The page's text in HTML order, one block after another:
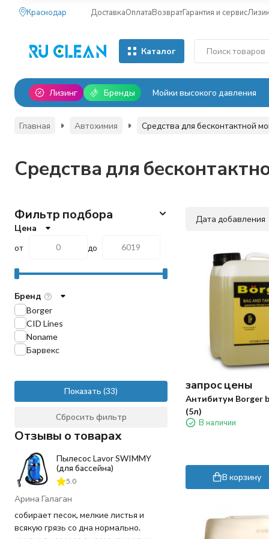
Краснодар ДоставкаОплатаВозвратГарантия и сервис
Каталог
Лизинг Бренды Мойки высокого давления
Главная Автохимия Средства для бесконтактной
Средства для
Дата добавления
запрос цены
Антибитум Borger
(5л)
В наличии
В корзину
Фильтр подбора
Цена
от
до
Бренд
Borger
CID Lines
Noname
Барвекс
Показать
Сбросить фильтр
Отзывы о товарах
Пылесос Lavor SWIMMY
(для бассейна)
5.0
Арина Галаган
собирает песок, мелкие листья и
всякую грязь со дна нормально.